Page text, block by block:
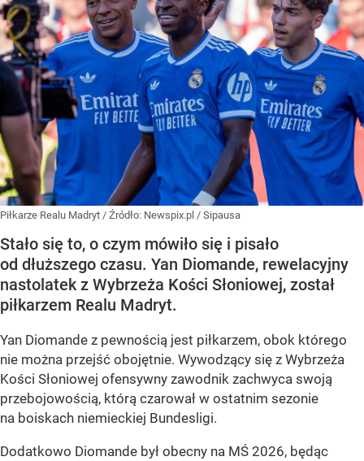
Piłkarze Realu Madryt / Źródło: Newspix.pl / Sipausa
Stało się to, o czym mówiło się i pisało
od dłuższego czasu. Yan Diomande, rewelacyjny
nastolatek z Wybrzeża Kości Słoniowej, został
piłkarzem Realu Madryt.
Yan Diomande z pewnością jest piłkarzem, obok którego
nie można przejść obojętnie. Wywodzący się z Wybrzeża
Kości Słoniowej ofensywny zawodnik zachwyca swoją
przebojowością, którą czarował w ostatnim sezonie
na boiskach niemieckiej Bundesligi.
Dodatkowo Diomande był obecny na MŚ 2026, będąc